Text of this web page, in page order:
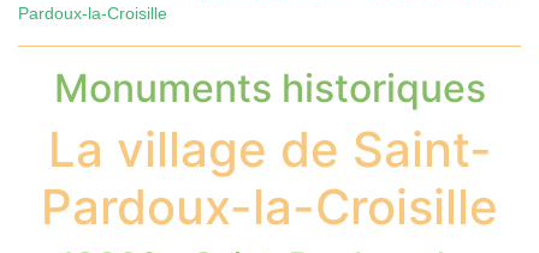
Pardoux-la-Croisille
Monuments historiques
La village de Saint-
Pardoux-la-Croisille